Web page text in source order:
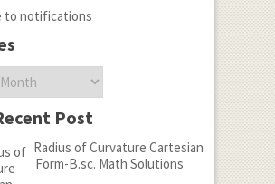
to notifications
Post
Radius of Curvature Cartesian
Form-B.sc. Math Solutions